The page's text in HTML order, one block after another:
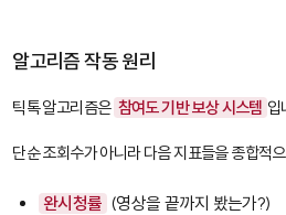
알고리즘 작동 원리
틱톡 알고리즘은 참여도 기반 보상 시스템 입
단순 조회수가 아니라 다음 지표들을 종합적
완시청률 (영상을 끝까지 봤는가?)